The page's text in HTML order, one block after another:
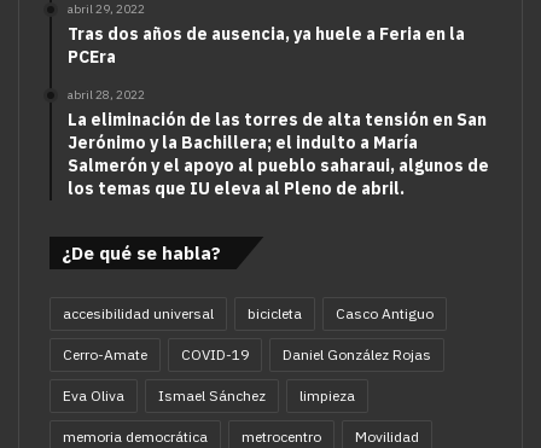
abril 29, 2022
Tras dos años de ausencia, ya huele a Feria en la
PCEra
abril 28, 2022
La eliminación de las torres de alta tensión en San
Jerónimo y la Bachillera; el indulto a María
Salmerón y el apoyo al pueblo saharaui, algunos de
los temas que IU eleva al Pleno de abril.
¿De qué se habla?
accesibilidad universal bicicleta Casco Antiguo
Cerro-Amate COVID-19 Daniel González Rojas
Eva Oliva Ismael Sánchez limpieza
memoria democrática metrocentro Movilidad